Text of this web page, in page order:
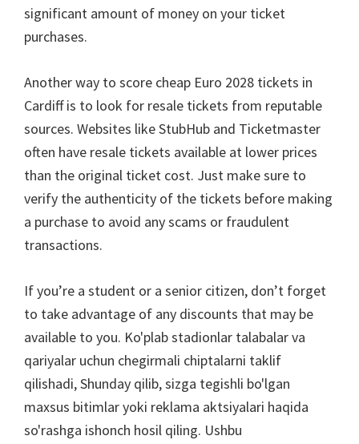
significant amount of money on your ticket
purchases.
Another way to score cheap Euro 2028 tickets in
Cardiff is to look for resale tickets from reputable
sources. Websites like StubHub and Ticketmaster
often have resale tickets available at lower prices
than the original ticket cost. Just make sure to
verify the authenticity of the tickets before making
a purchase to avoid any scams or fraudulent
transactions.
If you’re a student or a senior citizen, don’t forget
to take advantage of any discounts that may be
available to you. Ko'plab stadionlar talabalar va
qariyalar uchun chegirmali chiptalarni taklif
qilishadi, Shunday qilib, sizga tegishli bo'lgan
maxsus bitimlar yoki reklama aktsiyalari haqida
so'rashga ishonch hosil qiling. Ushbu